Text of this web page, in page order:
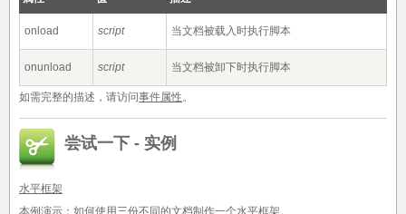
onload script 当文档被载入时执行脚本
onunload script 当文档被卸下时执行脚本
如需完整的描述，请访问事件属性。
尝试一下 - 实例
水平框架
本例演示：如何使用三份不同的文档制作一个水平框架。